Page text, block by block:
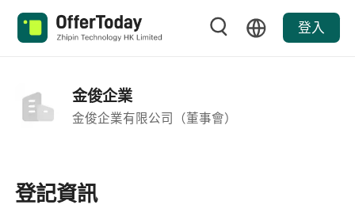
登入
金俊企業
金俊企業有限公司（董事會）
登記資訊